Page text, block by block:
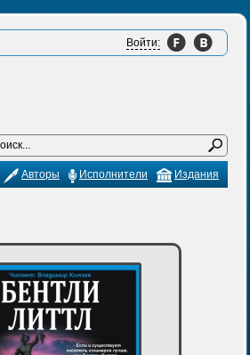
Войти:
Издания
Исполнители
Авторы